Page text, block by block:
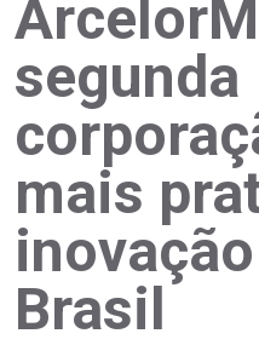
segunda
mais
Brasil